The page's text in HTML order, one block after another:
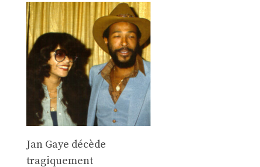
Jan Gaye décède
tragiquement